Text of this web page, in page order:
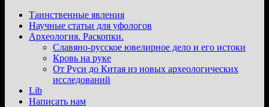
Таинственные явления
Научные статьи для уфологов
Археология. Раскопки.
Славяно-русское ювелирное дело и его истоки
Кровь на руке
От Руси до Китая из новых археологических
исследований
Lib
Написать нам